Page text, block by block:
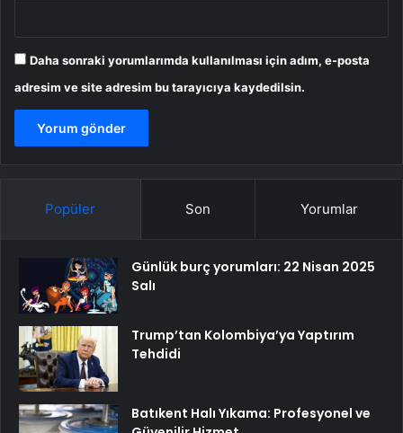
Daha sonraki yorumlarımda kullanılması için adım, e-posta
adresim ve site adresim bu tarayıcıya kaydedilsin.
Popüler Son Yorumlar
Günlük burç yorumları: 22 Nisan 2025
Salı
Trump’tan Kolombiya’ya Yaptırım
Tehdidi
Batıkent Halı Yıkama: Profesyonel ve